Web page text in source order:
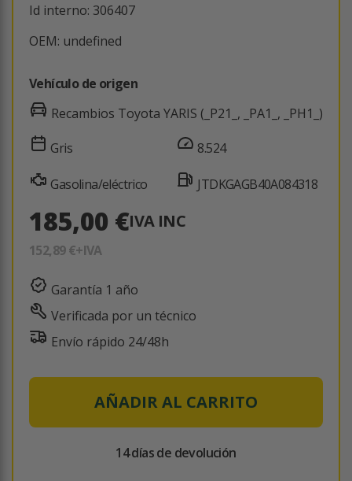
Id interno: 306407
OEM: undefined
Vehículo de origen
Recambios Toyota YARIS (_P21_, _PA1_, _PH1_)
Gris
Gasolina/eléctrico
8.524
JTDKGAGB40A084318
185,00 €IVA INC
152,89 €+IVA
Garantía 1 año
Verificada por un técnico
Envío rápido 24/48h
AÑADIR AL CARRITO
14 días de devolución